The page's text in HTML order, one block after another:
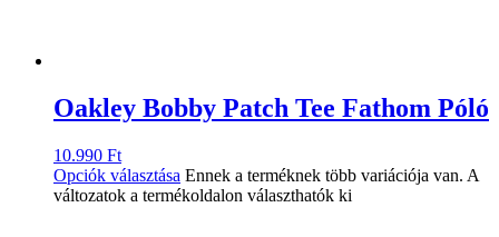
Oakley Bobby Patch Tee Fathom Póló
10.990 Ft
Opciók választása Ennek a terméknek több variációja van. A
változatok a termékoldalon választhatók ki